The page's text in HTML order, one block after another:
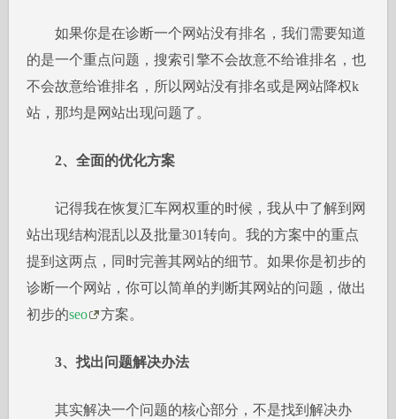
如果你是在诊断一个网站没有排名，我们需要知道
的是一个重点问题，搜索引擎不会故意不给谁排名，也
不会故意给谁排名，所以网站没有排名或是网站降权k
站，那均是网站出现问题了。
2、全面的优化方案
记得我在恢复汇车网权重的时候，我从中了解到网
站出现结构混乱以及批量301转向。我的方案中的重点
提到这两点，同时完善其网站的细节。如果你是初步的
诊断一个网站，你可以简单的判断其网站的问题，做出
初步的seo 方案。
3、找出问题解决办法
其实解决一个问题的核心部分，不是找到解决办